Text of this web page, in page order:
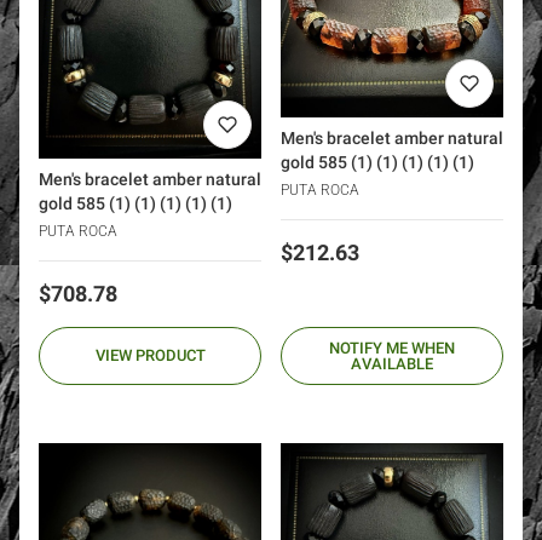
Men's bracelet amber natural
gold 585 (1) (1) (1) (1) (1)
PUTA ROCA
Price
$708.78
VIEW PRODUCT
Men's bracelet amber natural
gold 585 (1) (1) (1) (1) (1)
PUTA ROCA
Price
$212.63
NOTIFY ME WHEN
AVAILABLE